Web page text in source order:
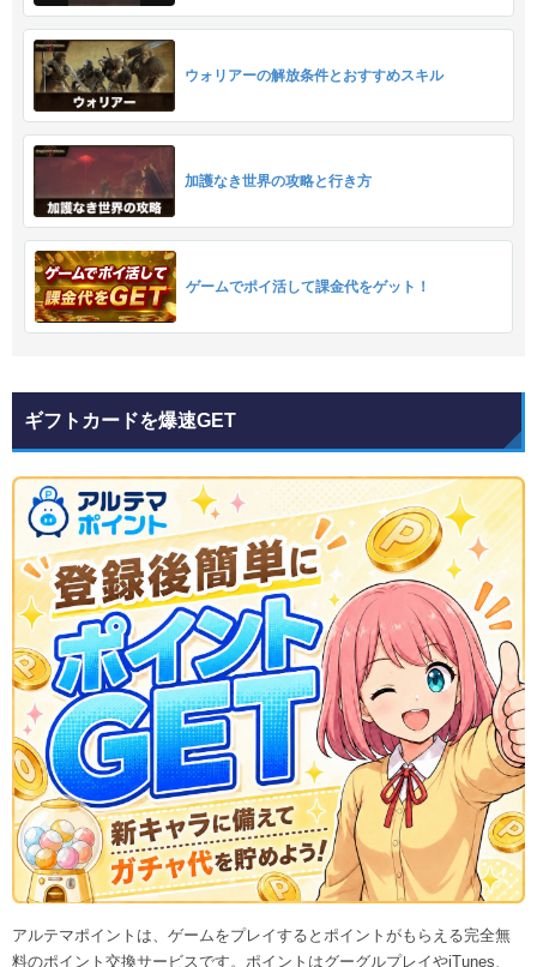
ウォリアーの解放条件とおすすめスキル
加護なき世界の攻略と行き方
ゲームでポイ活して課金代をゲット！
ギフトカードを爆速GET
アルテマポイントは、ゲームをプレイするとポイントがもらえる完全無
料のポイント交換サービスです。ポイントはグーグルプレイやiTunes、